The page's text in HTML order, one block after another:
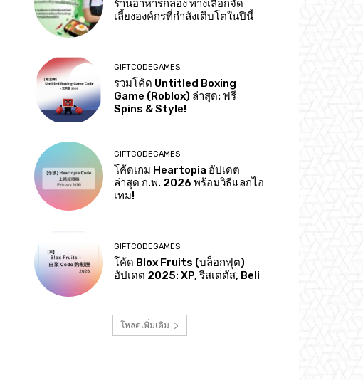
ร้านอาหารกล่อง ทางเลือกจัด
เลี้ยงองค์กรที่กำลังเติบโตในปีนี้
GIFTCODEGAMES
รวมโค้ด Untitled Boxing
Game (Roblox) ล่าสุด: ฟรี
Spins & Style!
GIFTCODEGAMES
โค้ดเกม Heartopia อัปเดต
ล่าสุด ก.พ. 2026 พร้อมวิธีแลกไอ
เทม!
GIFTCODEGAMES
โค้ด Blox Fruits (บล็อกฟุต)
อัปเดต 2025: XP, รีสเตตัส, Beli
โหลดเพิ่มเติม